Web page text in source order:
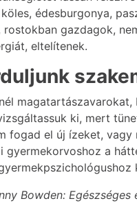
édesburgonya,
rostokban gazdagok,
eltelítenek.
ki, mert
fogad el új ízeket,
gyermekorvoshoz a
Bowden: